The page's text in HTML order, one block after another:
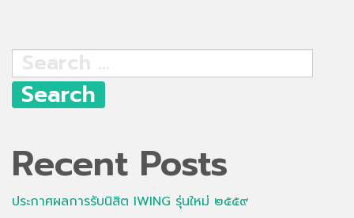
Search
for:
Recent Posts
ประกาศผลการรับนิสิต IWING รุ่นใหม่ ๒๕๕๙